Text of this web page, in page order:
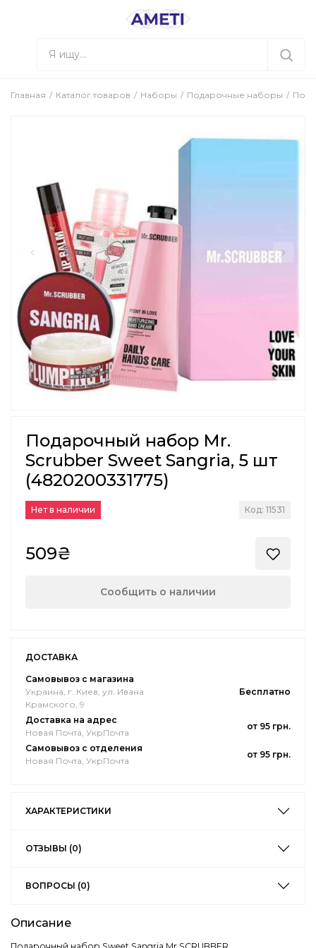
Главная Каталог товаров Наборы Подарочные наборы
Подарочный набор Mr.
Scrubber Sweet Sangria, 5 шт
(4820200331775)
Нет в наличии Код: 11531
509₴
Сообщить о наличии
ДОСТАВКА
Самовывоз с магазина
Украина, г. Киев, ул. Ивана
Крамского, 9
Бесплатно
Доставка на адрес
Новая Почта, УкрПочта
от 95 грн.
Самовывоз с отделения
Новая Почта, УкрПочта
от 95 грн.
ХАРАКТЕРИСТИКИ
ОТЗЫВЫ (0)
ВОПРОСЫ (0)
Описание